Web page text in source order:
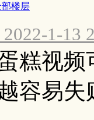
部楼层
1-13
糕视
容易失